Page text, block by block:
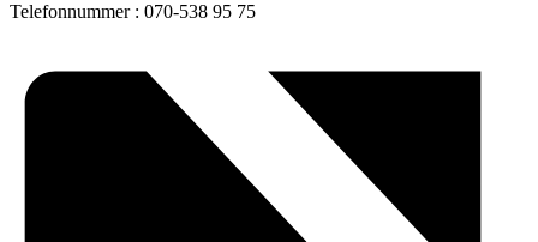
Telefonnummer : 070-538 95 75